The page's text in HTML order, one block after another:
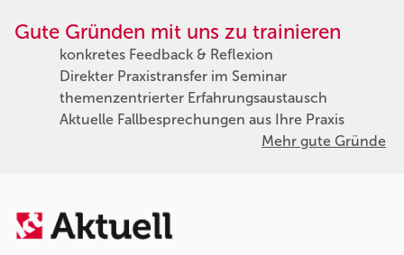
Gute Gründen mit uns zu trainieren
konkretes Feedback & Reflexion
Direkter Praxistransfer im Seminar
themenzentrierter Erfahrungsaustausch
Aktuelle Fallbesprechungen aus Ihre Praxis
Mehr gute Gründe